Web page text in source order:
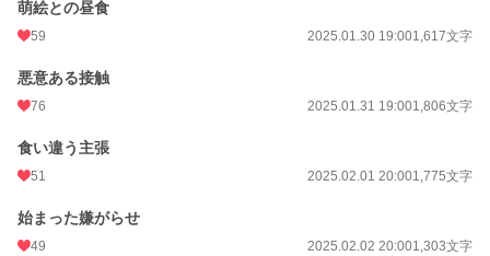
萌絵との昼食
59 2025.01.30 19:001,617文字
悪意ある接触
76 2025.01.31 19:001,806文字
食い違う主張
51 2025.02.01 20:001,775文字
始まった嫌がらせ
49 2025.02.02 20:001,303文字